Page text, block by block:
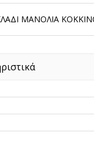
ΜΑΝΟΛΙΑ